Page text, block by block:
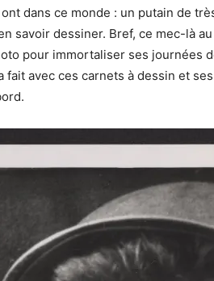
dans ce monde : un putain de
savoir dessiner. Bref, ce mec-là
pour immortaliser ses journées
fait avec ces carnets à dessin et